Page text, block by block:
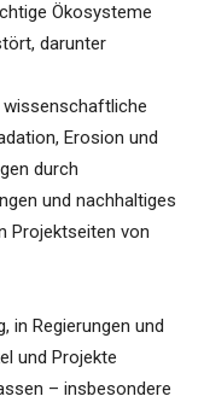
Ökosysteme
darunter
wissenschaftliche
Erosion und
durch
und nachhaltiges
Projektseiten von
in Regierungen und
und Projekte
– insbesondere